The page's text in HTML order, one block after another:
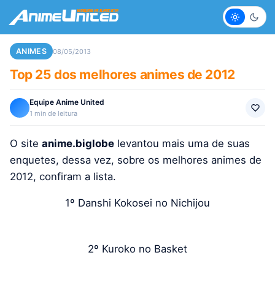
Claro
ANIMES 08/05/2013
Top 25 dos melhores animes de 2012
Equipe Anime United
1 min de leitura
O site anime.biglobe levantou mais uma de suas
enquetes, dessa vez, sobre os melhores animes de
2012, confiram a lista.
1º Danshi Kokosei no Nichijou
2º Kuroko no Basket